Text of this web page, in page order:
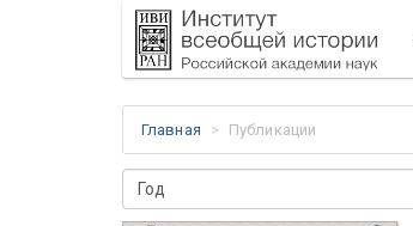
Главная Публикации
Год